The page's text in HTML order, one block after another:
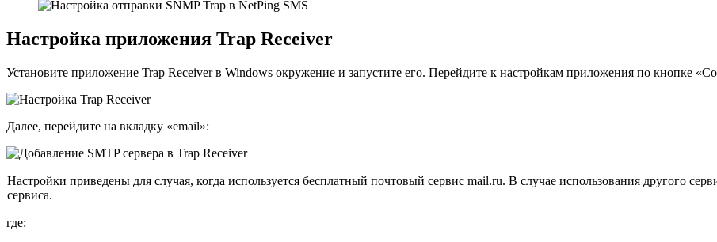
Настройка приложения Trap Receiver
Установите приложение Trap Receiver в Windows окружение и запустите его. Перейдите к настройкам приложения по кнопке
Далее, перейдите на вкладку «email»:
Настройки приведены для случая, когда используется бесплатный почтовый сервис mail.ru. В случае использования другого
сервиса.
где: